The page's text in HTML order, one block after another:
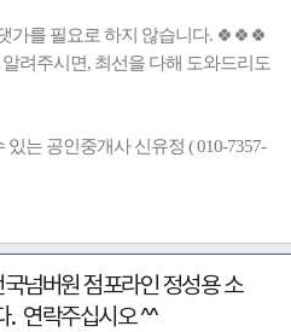
가를 필요로 하지 않습니다. 🍀🍀🍀
려주시면, 최선을 다해 도와드리도
는 공인중개사 신유정 ( 010-7357-
넘버원 점포라인 정성용 소
. 연락주십시오 ^^